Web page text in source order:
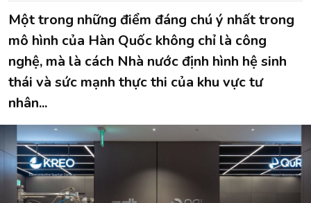
Một trong những điểm đáng chú ý nhất trong
mô hình của Hàn Quốc không chỉ là công
nghệ, mà là cách Nhà nước định hình hệ sinh
thái và sức mạnh thực thi của khu vực tư
nhân...